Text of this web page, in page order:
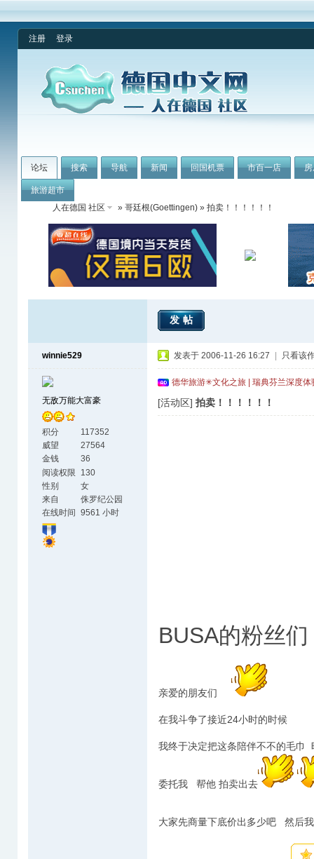
注册 登录
论坛 搜索 导航 新闻 回国机票 市百一店
旅游超市
人在德国 社区
» 哥廷根(Goettingen) » 拍卖！！！！！！
发帖
winnie529
无敌万能大富豪
积分
117352
威望
27564
金钱
36
阅读权限
130
性别
女
来自
侏罗纪公园
在线时间
9561 小时
发表于 2006-11-26 16:27 只看该
德华旅游✳文化之旅 | 瑞典芬兰深度
[活动区] 拍卖！！！！！！
BUSA的粉丝
亲爱的朋友们
在我斗争了接近24小时的时候
我终于决定把这条陪伴不不的毛
委托我 帮他 拍卖出去
大家先商量下底价出多少吧 然后